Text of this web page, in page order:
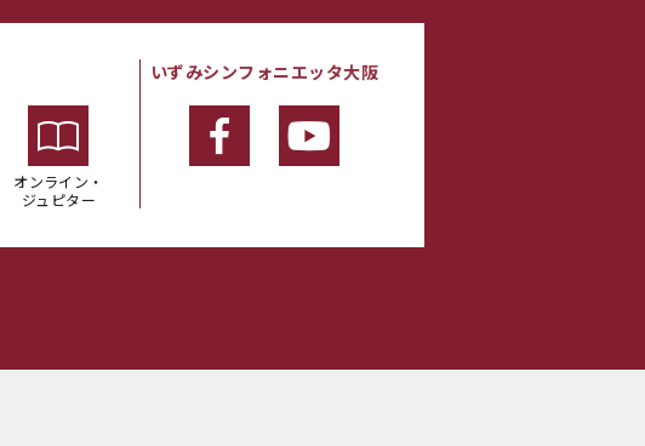
オンライン・
ジュピター
いずみシンフォニエッタ大阪